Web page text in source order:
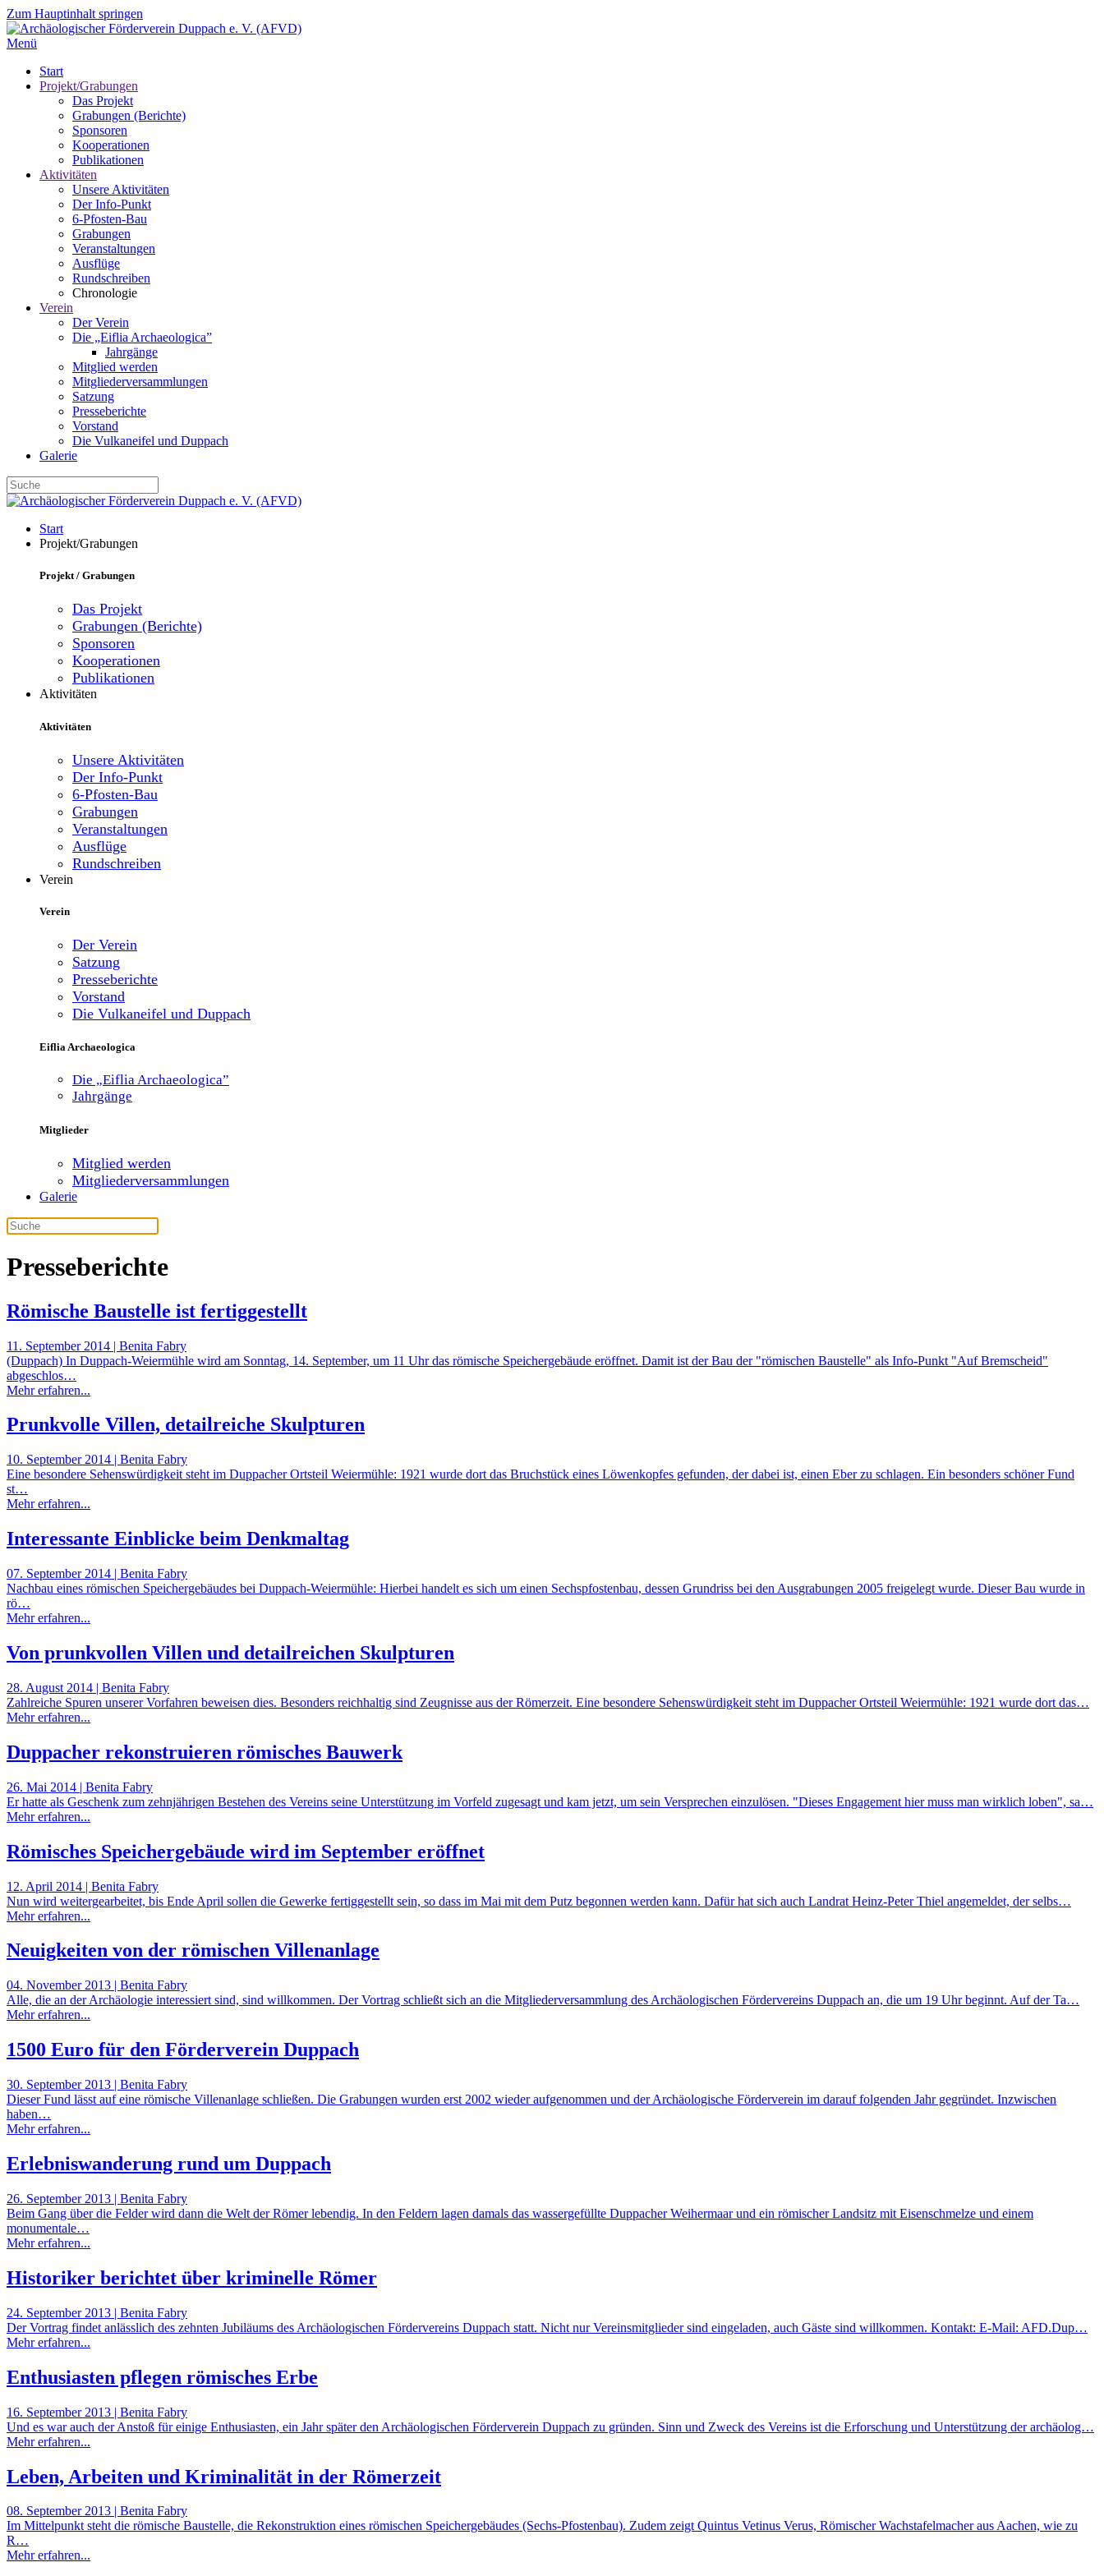
Zum Hauptinhalt springen
Menü
Start
Projekt/Grabungen
Das Projekt
Grabungen (Berichte)
Sponsoren
Kooperationen
Publikationen
Aktivitäten
Unsere Aktivitäten
Der Info-Punkt
6-Pfosten-Bau
Grabungen
Veranstaltungen
Ausflüge
Rundschreiben
Chronologie
Verein
Der Verein
Die „Eiflia Archaeologica”
Jahrgänge
Mitglied werden
Mitgliederversammlungen
Satzung
Presseberichte
Vorstand
Die Vulkaneifel und Duppach
Galerie
Start
Projekt/Grabungen
Projekt / Grabungen
Das Projekt
Grabungen (Berichte)
Sponsoren
Kooperationen
Publikationen
Aktivitäten
Aktivitäten
Unsere Aktivitäten
Der Info-Punkt
6-Pfosten-Bau
Grabungen
Veranstaltungen
Ausflüge
Rundschreiben
Verein
Verein
Der Verein
Satzung
Presseberichte
Vorstand
Die Vulkaneifel und Duppach
Eiflia Archaeologica
Die „Eiflia Archaeologica”
Jahrgänge
Mitglieder
Mitglied werden
Mitgliederversammlungen
Galerie
Presseberichte
Römische Baustelle ist fertiggestellt
11. September 2014 | Benita Fabry
(Duppach) In Duppach-Weiermühle wird am Sonntag, 14. September, um 11 Uhr das römische Speichergebäude eröffnet. Damit ist der Bau der "römischen Baustelle" als Info-Punkt "Auf Bremscheid"
abgeschlos…
Mehr erfahren...
Prunkvolle Villen, detailreiche Skulpturen
10. September 2014 | Benita Fabry
Eine besondere Sehenswürdigkeit steht im Duppacher Ortsteil Weiermühle: 1921 wurde dort das Bruchstück eines Löwenkopfes gefunden, der dabei ist, einen Eber zu schlagen. Ein besonders schöner Fund
st…
Mehr erfahren...
Interessante Einblicke beim Denkmaltag
07. September 2014 | Benita Fabry
Nachbau eines römischen Speichergebäudes bei Duppach-Weiermühle: Hierbei handelt es sich um einen Sechspfostenbau, dessen Grundriss bei den Ausgrabungen 2005 freigelegt wurde. Dieser Bau wurde in
rö…
Mehr erfahren...
Von prunkvollen Villen und detailreichen Skulpturen
28. August 2014 | Benita Fabry
Zahlreiche Spuren unserer Vorfahren beweisen dies. Besonders reichhaltig sind Zeugnisse aus der Römerzeit. Eine besondere Sehenswürdigkeit steht im Duppacher Ortsteil Weiermühle: 1921 wurde dort das…
Mehr erfahren...
Duppacher rekonstruieren römisches Bauwerk
26. Mai 2014 | Benita Fabry
Er hatte als Geschenk zum zehnjährigen Bestehen des Vereins seine Unterstützung im Vorfeld zugesagt und kam jetzt, um sein Versprechen einzulösen. "Dieses Engagement hier muss man wirklich loben", sa…
Mehr erfahren...
Römisches Speichergebäude wird im September eröffnet
12. April 2014 | Benita Fabry
Nun wird weitergearbeitet, bis Ende April sollen die Gewerke fertiggestellt sein, so dass im Mai mit dem Putz begonnen werden kann. Dafür hat sich auch Landrat Heinz-Peter Thiel angemeldet, der selbs…
Mehr erfahren...
Neuigkeiten von der römischen Villenanlage
04. November 2013 | Benita Fabry
Alle, die an der Archäologie interessiert sind, sind willkommen. Der Vortrag schließt sich an die Mitgliederversammlung des Archäologischen Fördervereins Duppach an, die um 19 Uhr beginnt. Auf der Ta…
Mehr erfahren...
1500 Euro für den Förderverein Duppach
30. September 2013 | Benita Fabry
Dieser Fund lässt auf eine römische Villenanlage schließen. Die Grabungen wurden erst 2002 wieder aufgenommen und der Archäologische Förderverein im darauf folgenden Jahr gegründet. Inzwischen
haben…
Mehr erfahren...
Erlebniswanderung rund um Duppach
26. September 2013 | Benita Fabry
Beim Gang über die Felder wird dann die Welt der Römer lebendig. In den Feldern lagen damals das wassergefüllte Duppacher Weihermaar und ein römischer Landsitz mit Eisenschmelze und einem
monumentale…
Mehr erfahren...
Historiker berichtet über kriminelle Römer
24. September 2013 | Benita Fabry
Der Vortrag findet anlässlich des zehnten Jubiläums des Archäologischen Fördervereins Duppach statt. Nicht nur Vereinsmitglieder sind eingeladen, auch Gäste sind willkommen. Kontakt: E-Mail: AFD.Dup…
Mehr erfahren...
Enthusiasten pflegen römisches Erbe
16. September 2013 | Benita Fabry
Und es war auch der Anstoß für einige Enthusiasten, ein Jahr später den Archäologischen Förderverein Duppach zu gründen. Sinn und Zweck des Vereins ist die Erforschung und Unterstützung der archäolog…
Mehr erfahren...
Leben, Arbeiten und Kriminalität in der Römerzeit
08. September 2013 | Benita Fabry
Im Mittelpunkt steht die römische Baustelle, die Rekonstruktion eines römischen Speichergebäudes (Sechs-Pfostenbau). Zudem zeigt Quintus Vetinus Verus, Römischer Wachstafelmacher aus Aachen, wie zu
R…
Mehr erfahren...